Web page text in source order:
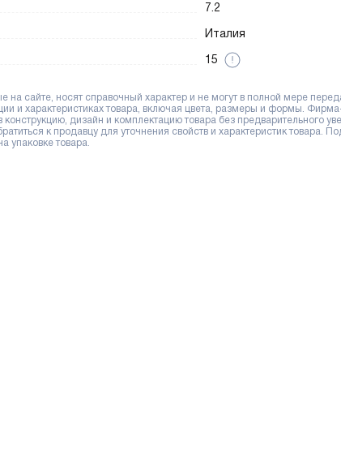
7.2
Италия
15
сайте, носят справочный характер и не могут в полной мере
и характеристиках товара, включая цвета, размеры и формы.
дизайн и комплектацию товара без предварительного
к продавцу для уточнения свойств и характеристик товара.
упаковке товара.